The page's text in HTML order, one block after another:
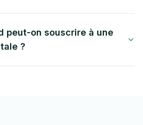
peut-on souscrire à une
?